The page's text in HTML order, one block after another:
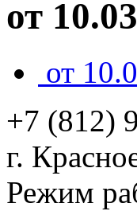
от
от
+7 (812)
г.
Режим